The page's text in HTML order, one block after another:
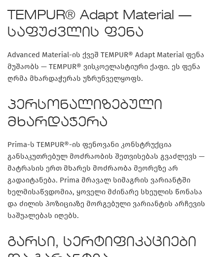
TEMPUR® Adapt Material —
საფუძვლის ფენა
Advanced Material-ის ქვეშ TEMPUR® Adapt Material ფენა
მუშაობს — TEMPUR® ვისკოელასტიური ქაფი. ეს ფენა
ღრმა მხარდაჭერას უზრუნველყოფს.
პერსონალიზებული
მხარდაჭერა
Prima-ს TEMPUR®-ის ფენოვანი კონსტრუქცია
განსაკუთრებულ მოძრაობის შეთვისებას გვაძლევს —
მატრასის ერთ მხარეს მოძრაობა მეორეზე არ
გადაიტანება. Prima მრავალ სიმაგრის ვარიანტში
ხელმისაწვდომია, ყოველი მძინარე სხეულის წონასა
და ძილის პოზიციაზე მორგებული ვარიანტის არჩევის
საშუალებას იღებს.
გარსი, სერტიფიკაციები